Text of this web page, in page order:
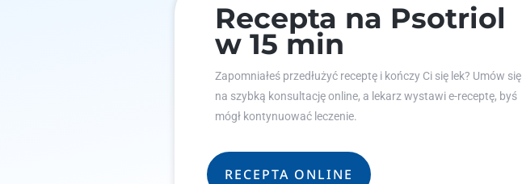
Recepta na Psotriol
w 15 min
Zapomniałeś przedłużyć receptę i kończy Ci się lek? Umów się
na szybką konsultację online, a lekarz wystawi e-receptę, byś
mógł kontynuować leczenie.
RECEPTA ONLINE